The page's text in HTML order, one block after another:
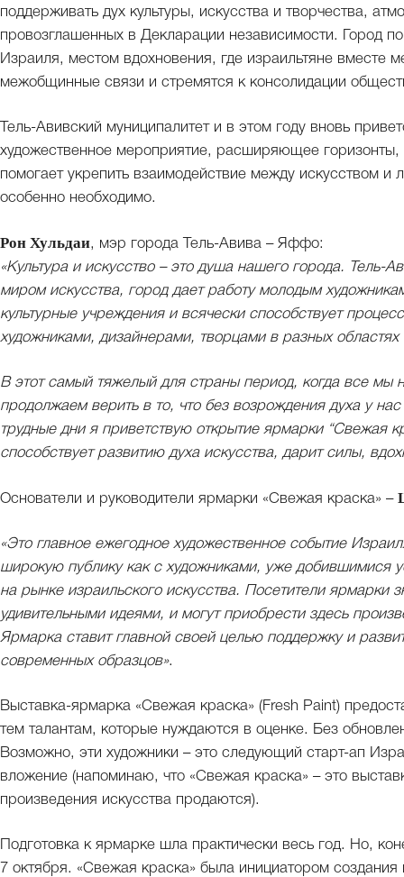
поддерживать дух культуры, искусства и творчества,
провозглашенных в Декларации независимости. Город
Израиля, местом вдохновения, где израильтяне вместе
межобщинные связи и стремятся к консолидации
Тель-Авивский муниципалитет и в этом году вновь
художественное мероприятие, расширяющее
помогает укрепить взаимодействие между искусством
особенно необходимо.
Рон Хульдаи, мэр города Тель-Авива – Яффо:
«Культура и искусство – это душа нашего города. Тель-
миром искусства, город дает работу молодым
культурные учреждения и всячески способствует
художниками, дизайнерами, творцами в разных областях
В этот самый тяжелый для страны период, когда все мы
продолжаем верить в то, что без возрождения духа у
трудные дни я приветствую открытие ярмарки “Свежая
способствует развитию духа искусства, дарит силы,
Основатели и руководители ярмарки «Свежая краска» –
«Это главное ежегодное художественное событие
широкую публику как с художниками, уже добившимися
на рынке израильского искусства. Посетители ярмарки
удивительными идеями, и могут приобрести здесь
Ярмарка ставит главной своей целью поддержку и
современных образцов».
Выставка-ярмарка «Свежая краска» (Fresh Paint)
тем талантам, которые нуждаются в оценке. Без
Возможно, эти художники – это следующий старт-ап
вложение (напоминаю, что «Свежая краска» – это
произведения искусства продаются).
Подготовка к ярмарке шла практически весь год. Но,
7 октября. «Свежая краска» была инициатором